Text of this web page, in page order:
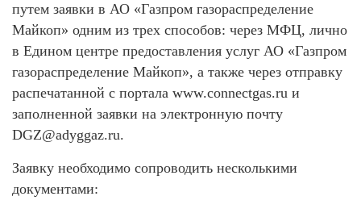
путем заявки в АО «Газпром газораспределение
Майкоп» одним из трех способов: через МФЦ, лично
в Едином центре предоставления услуг АО «Газпром
газораспределение Майкоп», а также через отправку
распечатанной с портала www.connectgas.ru и
заполненной заявки на электронную почту
DGZ@adyggaz.ru.
Заявку необходимо сопроводить несколькими
документами: